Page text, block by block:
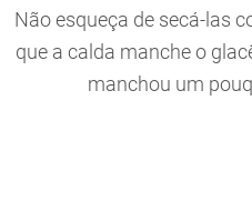
Não esqueça de secá-las
que a calda manche o
manchou um